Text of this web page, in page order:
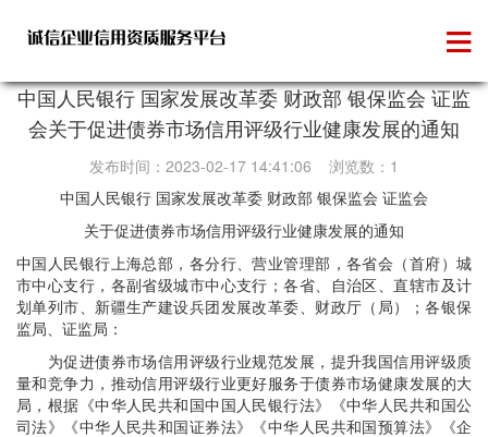
政策法规
中国人民银行 国家发展改革委 财政部 银保监会 证监
会关于促进债券市场信用评级行业健康发展的通知
发布时间：2023-02-17 14:41:06 浏览数：1
中国人民银行 国家发展改革委 财政部 银保监会 证监会
关于促进债券市场信用评级行业健康发展的通知
中国人民银行上海总部，各分行、营业管理部，各省会（首府）城
市中心支行，各副省级城市中心支行；各省、自治区、直辖市及计
划单列市、新疆生产建设兵团发展改革委、财政厅（局）；各银保
监局、证监局：
为促进债券市场信用评级行业规范发展，提升我国信用评级质
量和竞争力，推动信用评级行业更好服务于债券市场健康发展的大
局，根据《中华人民共和国中国人民银行法》《中华人民共和国公
司法》《中华人民共和国证券法》《中华人民共和国预算法》《企